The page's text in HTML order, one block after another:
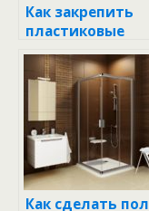
Как закрепить
пластиковые
панели на
потолке:
пошаговая
инструкция и
советы
Как сделать пол